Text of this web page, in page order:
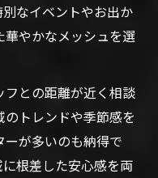
なイベントやお出か
華やかなメッシュを選
との距離が近く相談
トレンドや季節感を
が多いのも納得で
根差した安心感を両